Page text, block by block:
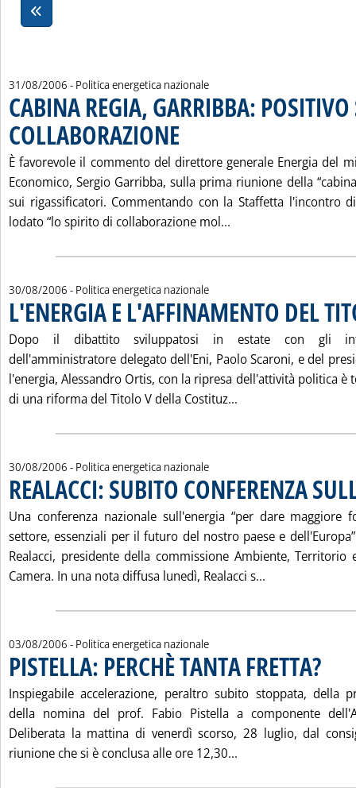
31/08/2006 - Politica energetica nazionale
CABINA REGIA, GARRIBBA:
COLLABORAZIONE
È favorevole il commento del direttore generale Energia del
Economico, Sergio Garribba, sulla prima riunione della
sui rigassificatori. Commentando con la Staffetta l'incontro
lodato “lo spirito di collaborazione mol...
30/08/2006 - Politica energetica nazionale
L'ENERGIA E L'AFFINAMENTO DEL
Dopo il dibattito sviluppatosi in estate con gli
dell'amministratore delegato dell'Eni, Paolo Scaroni, e del
l'energia, Alessandro Ortis, con la ripresa dell'attività politica è
di una riforma del Titolo V della Costituz...
30/08/2006 - Politica energetica nazionale
REALACCI: SUBITO CONFERENZA
Una conferenza nazionale sull'energia “per dare maggiore
settore, essenziali per il futuro del nostro paese e
Realacci, presidente della commissione Ambiente,
Camera. In una nota diffusa lunedì, Realacci s...
03/08/2006 - Politica energetica nazionale
PISTELLA: PERCHÈ TANTA FRETTA?.
Inspiegabile accelerazione, peraltro subito stoppata, della
della nomina del prof. Fabio Pistella a componente
Deliberata la mattina di venerdì scorso, 28 luglio, dal
riunione che si è conclusa alle ore 12,30...